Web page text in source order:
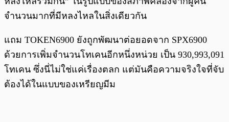
จำนวนมากที่มีหลงไหลในสิ่งเดียวกัน
แถม TOKEN6900 ยังถูกพัฒนาต่อยอดจาก SPX6900
ด้วยการเพิ่มจำนวนโทเคนอีกหนึ่งหน่วย เป็น 930,993,091
โทเคน ซึ่งนี่ไม่ใช่แค่เรื่องตลก แต่มันคือความจริงใจที่จับ
ต้องได้ในแบบของเหรียญมีม